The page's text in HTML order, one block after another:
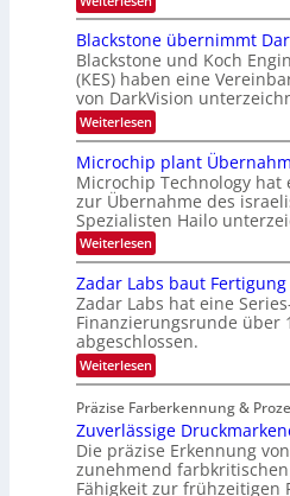
d
a
u
f
d
e
r
L
o
g
i
a
t
2
0
2
7
e
c
t
r
a
l
N
e
s
‘
i
o
n
a
l
V
i
s
i
o
n
N
i
g
h
t
0
2
6
Z
l
a
n
d
o
b
e
t
e
i
l
i
g
t
s
i
c
h
a
n
S
r
e
a
c
t
Blackstone übernimmt
Blackstone und Koch
(KES) haben eine
von DarkVision
Weiterlesen:
B
a
c
k
s
t
o
e
ü
b
e
r
n
i
m
t
D
a
r
Microchip plant
Microchip Technology hat
zur Übernahme des
Spezialisten Hailo
Weiterlesen:
M
c
r
o
c
h
i
p
p
l
a
n
t
Ü
Zadar Labs baut Fertigung
Zadar Labs hat eine
Finanzierungsrunde über
abgeschlossen.
Weiterlesen:
Z
d
a
r
L
a
Präzise Farberkennung &
Zuverlässige
Die präzise Erkennung
zunehmend
Fähigkeit zur frühzeitigen